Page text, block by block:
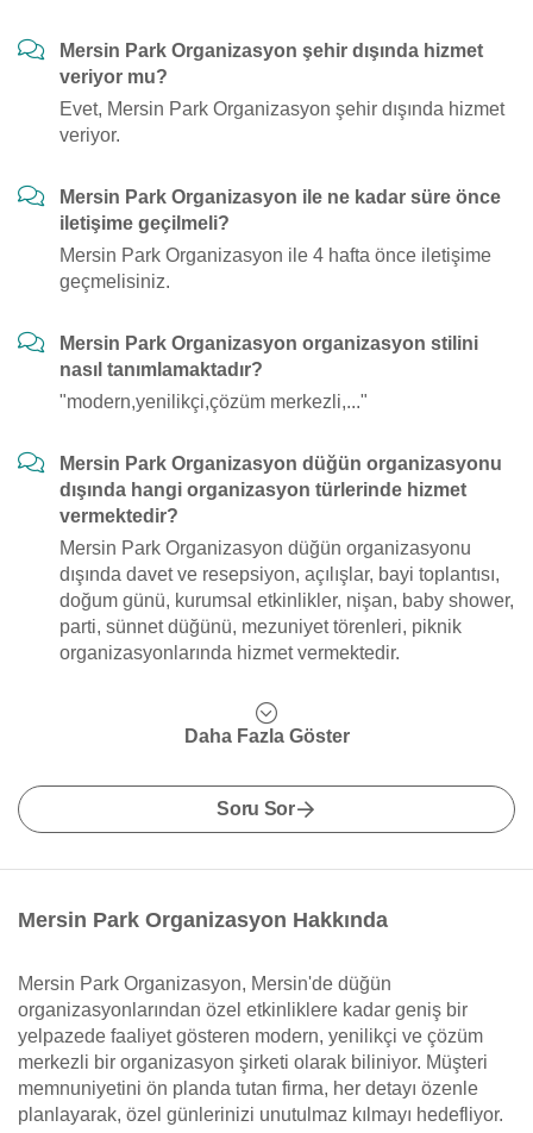
Mersin Park Organizasyon şehir dışında hizmet
veriyor mu?
Evet, Mersin Park Organizasyon şehir dışında hizmet
veriyor.
Mersin Park Organizasyon ile ne kadar süre önce
iletişime geçilmeli?
Mersin Park Organizasyon ile 4 hafta önce iletişime
geçmelisiniz.
Mersin Park Organizasyon organizasyon stilini
nasıl tanımlamaktadır?
"modern,yenilikçi,çözüm merkezli,..."
Mersin Park Organizasyon düğün organizasyonu
dışında hangi organizasyon türlerinde hizmet
vermektedir?
Mersin Park Organizasyon düğün organizasyonu
dışında davet ve resepsiyon, açılışlar, bayi toplantısı,
doğum günü, kurumsal etkinlikler, nişan, baby shower,
parti, sünnet düğünü, mezuniyet törenleri, piknik
organizasyonlarında hizmet vermektedir.
Daha Fazla Göster
Soru Sor
Mersin Park Organizasyon Hakkında
Mersin Park Organizasyon, Mersin'de düğün
organizasyonlarından özel etkinliklere kadar geniş bir
yelpazede faaliyet gösteren modern, yenilikçi ve çözüm
merkezli bir organizasyon şirketi olarak biliniyor. Müşteri
memnuniyetini ön planda tutan firma, her detayı özenle
planlayarak, özel günlerinizi unutulmaz kılmayı hedefliyor.